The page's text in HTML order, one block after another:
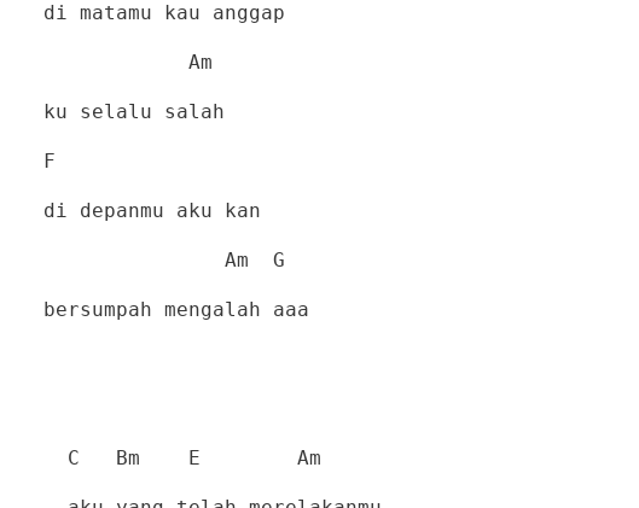
di matamu kau anggap
Am
ku selalu salah
F
di depanmu aku kan
Am G
bersumpah mengalah aaa
C Bm E Am